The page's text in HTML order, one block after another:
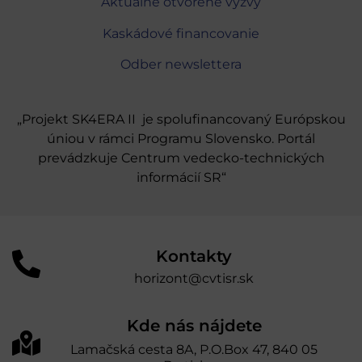
Kaskádové financovanie
Odber newslettera
„Projekt SK4ERA II je spolufinancovaný Európskou
úniou v rámci Programu Slovensko. Portál
prevádzkuje Centrum vedecko-technických
informácií SR“
Kontakty
horizont@cvtisr.sk
Kde nás nájdete
Lamačská cesta 8A, P.O.Box 47, 840 05